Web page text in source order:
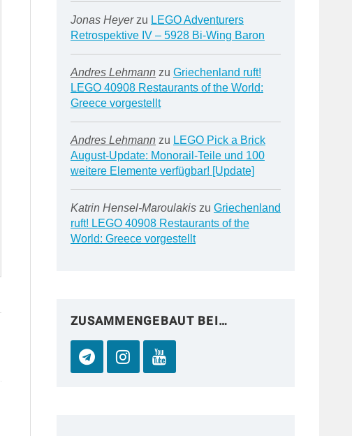
Jonas Heyerzu LEGO Adventurers
Retrospektive IV – 5928 Bi-Wing Baron
Andres Lehmannzu Griechenland ruft!
LEGO 40908 Restaurants of the World:
Greece vorgestellt
Andres Lehmannzu LEGO Pick a Brick
August-Update: Monorail-Teile und 100
weitere Elemente verfügbar! [Update]
Katrin Hensel-Maroulakiszu Griechenland
ruft! LEGO 40908 Restaurants of the
World: Greece vorgestellt
ZUSAMMENGEBAUT BEI…